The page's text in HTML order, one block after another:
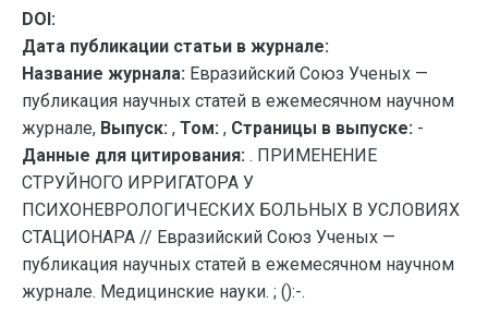
DOI:
Дата публикации статьи в журнале:
Название журнала: Евразийский Союз Ученых —
публикация научных статей в ежемесячном научном
журнале, Выпуск: , Том: , Страницы в выпуске: -
Данные для цитирования: . ПРИМЕНЕНИЕ
СТРУЙНОГО ИРРИГАТОРА У
ПСИХОНЕВРОЛОГИЧЕСКИХ БОЛЬНЫХ В УСЛОВИЯХ
СТАЦИОНАРА // Евразийский Союз Ученых —
публикация научных статей в ежемесячном научном
журнале. Медицинские науки. ; ():-.